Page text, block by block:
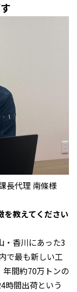
長代理 南條様
教えてください
・香川にあった3
で最も新しい工
年間約70万トンの
時間出荷という